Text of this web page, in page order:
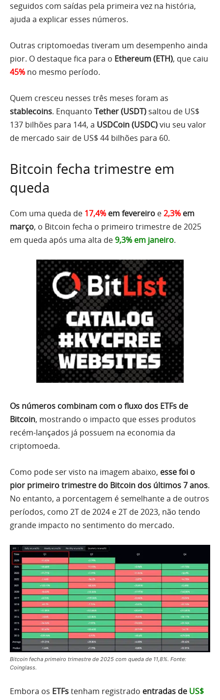
seguidos com saídas pela primeira vez na história,
ajuda a explicar esses números.
Outras criptomoedas tiveram um desempenho ainda
pior. O destaque fica para o Ethereum (ETH), que caiu
45% no mesmo período.
Quem cresceu nesses três meses foram as
stablecoins. Enquanto Tether (USDT) saltou de US$
137 bilhões para 144, a USDCoin (USDC)viu seu valor
de mercado sair de US$ 44 bilhões para 60.
Bitcoin fecha trimestre em
queda
Com uma queda de 17,4% em fevereiro e2,3% em
março, o Bitcoin fecha o primeiro trimestre de 2025
em queda após uma alta de9,3% em janeiro.
Os números combinam com o fluxo dos ETFs de
Bitcoin, mostrando o impacto que esses produtos
recém-lançados já possuem na economia da
criptomoeda.
Como pode ser visto na imagem abaixo, esse foi o
pior primeiro trimestre do Bitcoin dos últimos 7 anos.
No entanto, a porcentagem é semelhante a de outros
períodos, como 2T de 2024 e 2T de 2023, não tendo
grande impacto no sentimento do mercado.
Bitcoin fecha primeiro trimestre de 2025 com queda de 11,8%. Fonte:
Coinglass.
Embora os ETFstenham registrado entradas de US$